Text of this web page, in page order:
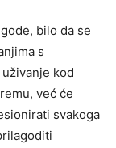
bilo da se
s
kod
već će
svakoga